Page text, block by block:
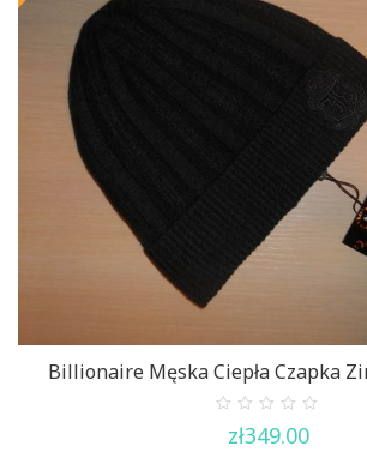
Billionaire Męska Ciepła Czapka
out
zł349.00